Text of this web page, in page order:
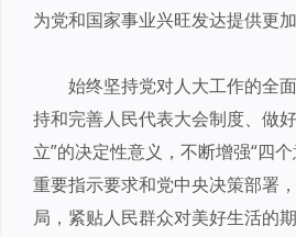
为党和国家事业兴旺发达提供更
始终坚持党对人大工作的全
持和完善人民代表大会制度、做
立”的决定性意义，不断增强“四
重要指示要求和党中央决策部署
局，紧贴人民群众对美好生活的